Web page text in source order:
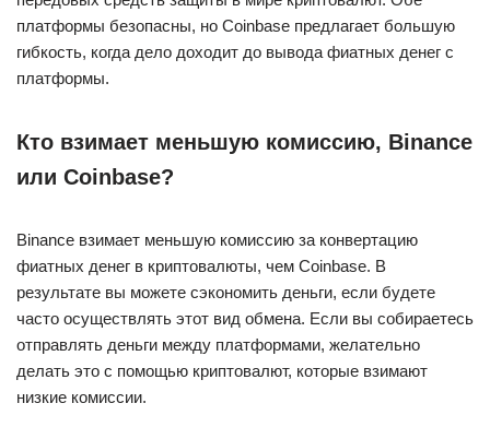
платформы безопасны, но Coinbase предлагает большую
гибкость, когда дело доходит до вывода фиатных денег с
платформы.
Кто взимает меньшую комиссию, Binance
или Coinbase?
Binance взимает меньшую комиссию за конвертацию
фиатных денег в криптовалюты, чем Coinbase. В
результате вы можете сэкономить деньги, если будете
часто осуществлять этот вид обмена. Если вы собираетесь
отправлять деньги между платформами, желательно
делать это с помощью криптовалют, которые взимают
низкие комиссии.